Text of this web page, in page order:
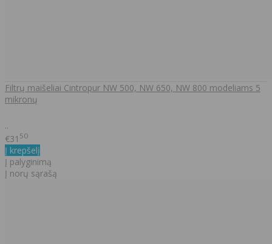
Filtrų maišeliai Cintropur NW 500, NW 650, NW 800 modeliams 5
mikronų
..
€31 50
Į krepšelį
Į palyginimą
Į norų sąrašą